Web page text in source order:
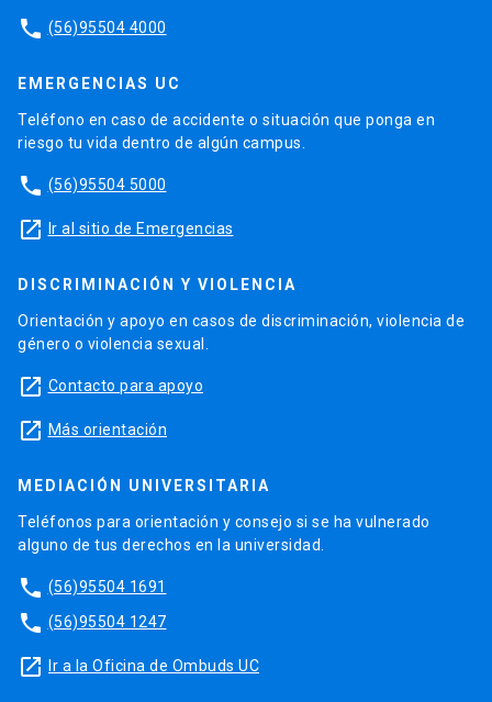
phone (56)95504 4000
EMERGENCIAS UC
Teléfono en caso de accidente o situación que ponga en
riesgo tu vida dentro de algún campus.
phone (56)95504 5000
launch Ir al sitio de Emergencias
DISCRIMINACIÓN Y VIOLENCIA
Orientación y apoyo en casos de discriminación, violencia de
género o violencia sexual.
launch Contacto para apoyo
launch Más orientación
MEDIACIÓN UNIVERSITARIA
Teléfonos para orientación y consejo si se ha vulnerado
alguno de tus derechos en la universidad.
phone (56)95504 1691
phone (56)95504 1247
launch Ir a la Oficina de Ombuds UC